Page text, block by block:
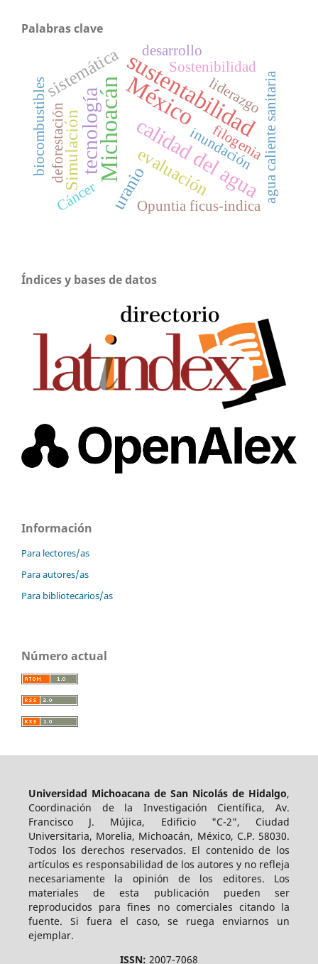
Palabras clave
sustentabilidad
MichoacánMéxico
calidad del agua
tecnología evaluación
Simulación
sistemática
uranio
deforestación
biocombustibles
Opuntia ficus-indica
agua caliente sanitaria
Sostenibilidad
inundación
liderazgo
Cáncer
desarrollo
filogenia
Índices y bases de datos
Información
Para lectores/as
Para autores/as
Para bibliotecarios/as
Número actual
Universidad Michoacana de San Nicolás de Hidalgo,
Coordinación de la Investigación Científica, Av.
Francisco J. Mújica, Edificio "C-2", Ciudad
Universitaria, Morelia, Michoacán, México, C.P. 58030.
Todos los derechos reservados. El contenido de los
artículos es responsabilidad de los autores y no refleja
necesariamente la opinión de los editores. Los
materiales de esta publicación pueden ser
reproducidos para fines no comerciales citando la
fuente. Si fuera el caso, se ruega enviarnos un
ejemplar.
ISSN: 2007-7068